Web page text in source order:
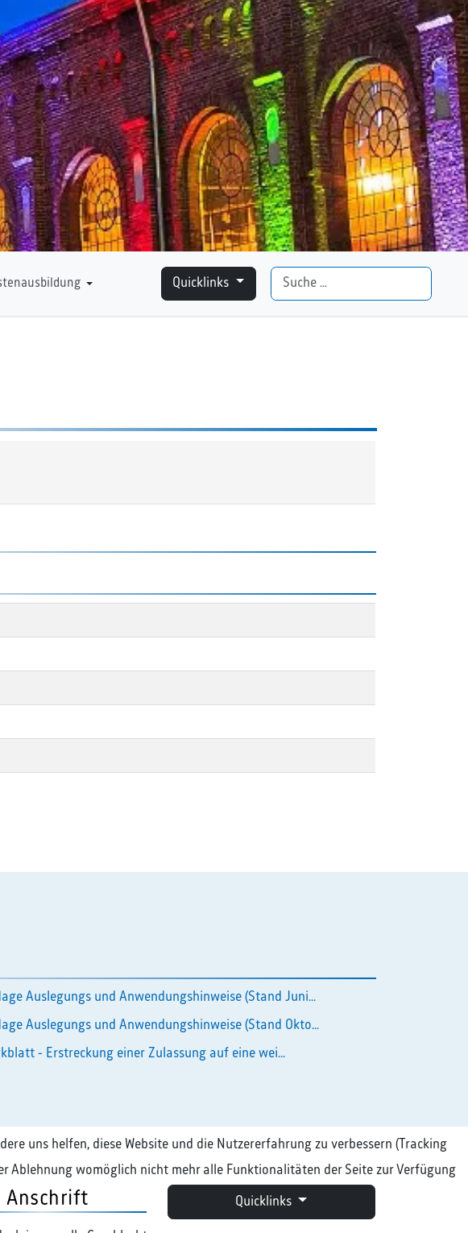
Quicklinks Suchen
Auslegungs und Anwendungshinweise (Stand Juni...
Auslegungs und Anwendungshinweise (Stand Okto...
- Erstreckung einer Zulassung auf eine wei...
Anschrift Quicklinks
uns helfen, diese Website und die Nutzererfahrung zu verbessern (Tracking
Ablehnung womöglich nicht mehr alle Funktionalitäten der Seite zur Verfügung